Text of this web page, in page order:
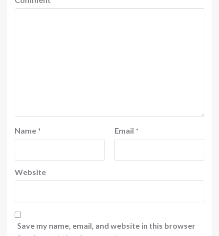
Name * Email *
Website
Save my name, email, and website in this browser